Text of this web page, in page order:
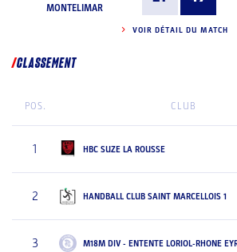
MONTELIMAR
VOIR DÉTAIL DU MATCH
CLASSEMENT
POS. CLUB
1 HBC SUZE LA ROUSSE
2 HANDBALL CLUB SAINT MARCELLOIS 1
3 M18M DIV - ENTENTE LORIOL-RHONE